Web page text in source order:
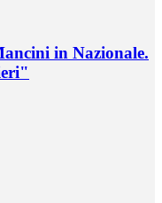
in Nazionale.